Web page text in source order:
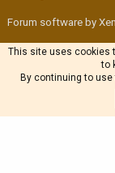
Forum software by
This site uses cookies
to
By continuing to